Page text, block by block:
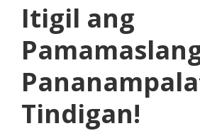
Itigil ang
Tindigan!